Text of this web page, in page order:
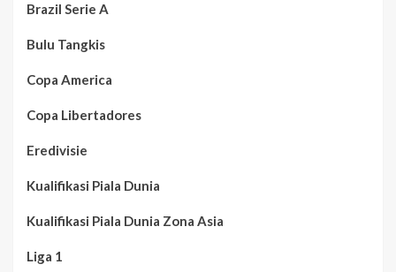
Brazil Serie A
Bulu Tangkis
Copa America
Copa Libertadores
Eredivisie
Kualifikasi Piala Dunia
Kualifikasi Piala Dunia Zona Asia
Liga 1